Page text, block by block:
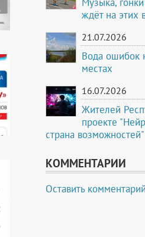
ждёт на этих
21.07.2026
Вода ошибок
местах
16.07.2026
Жителей
проекте
страна возможностей"
КОММЕНТАРИИ
Оставить